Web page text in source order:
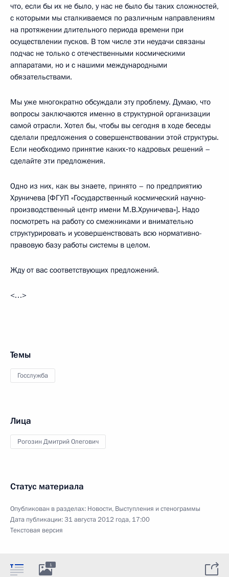
что, если бы их не было, у нас не было бы таких сложностей,
с которыми мы сталкиваемся по различным направлениям
на протяжении длительного периода времени при
осуществлении пусков. В том числе эти неудачи связаны
подчас не только с отечественными космическими
аппаратами, но и с нашими международными
обязательствами.
Мы уже многократно обсуждали эту проблему. Думаю, что
вопросы заключаются именно в структурной организации
самой отрасли. Хотел бы, чтобы вы сегодня в ходе беседы
сделали предложения о совершенствовании этой структуры.
Если необходимо принятие каких‑то кадровых решений –
сделайте эти предложения.
Одно из них, как вы знаете, принято – по предприятию
Хруничева [ФГУП «Государственный космический научно-
производственный центр имени М.В.Хруничева»]. Надо
посмотреть на работу со смежниками и внимательно
структурировать и усовершенствовать всю нормативно-
правовую базу работы системы в целом.
Жду от вас соответствующих предложений.
<…>
Темы
Госслужба
Лица
Рогозин Дмитрий Олегович
Статус материала
Опубликован в разделах: Новости, Выступления и стенограммы
Дата публикации:31 августа 2012 года, 17:00
Текстовая версия
1